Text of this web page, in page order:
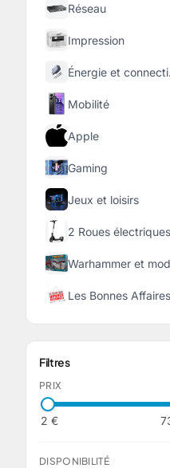
Réseau
Impression
Mobilité
Apple
Gaming
Jeux et loisirs
2 Roues électriques
Les Bonnes Affaires
Filtres
PRIX
2 €
DISPONIBILITÉ